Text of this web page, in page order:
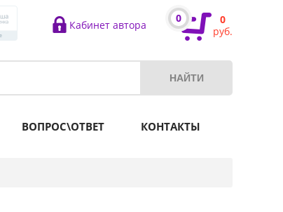
Кабинет автора
0
0
руб.
ВОПРОС\ОТВЕТ КОНТАКТЫ